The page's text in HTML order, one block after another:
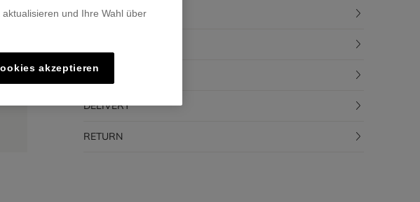
DESCRIPTION
TRACEABILITY
DELIVERY
RETURN
und Ihre Wahl über
akzeptieren